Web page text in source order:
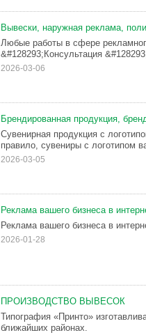
Вывески, наружная реклама,
Любые работы в сфере
&#128293;Консультация
2026-03-06
Брендированная продукция,
Сувенирная продукция с
правило, сувениры с логотипом
2026-03-05
Реклама вашего бизнеса в
Реклама вашего бизнеса в
2026-01-28
ПРОИЗВОДСТВО ВЫВЕСОК
Типография «Принто»
ближайших районах.